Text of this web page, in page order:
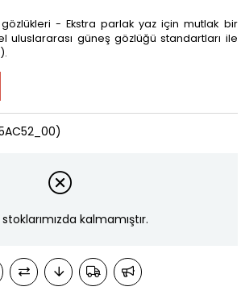
- Ekstra parlak yaz için mutlak bir
uluslararası güneş gözlüğü standartları ile
kalmamıştır.